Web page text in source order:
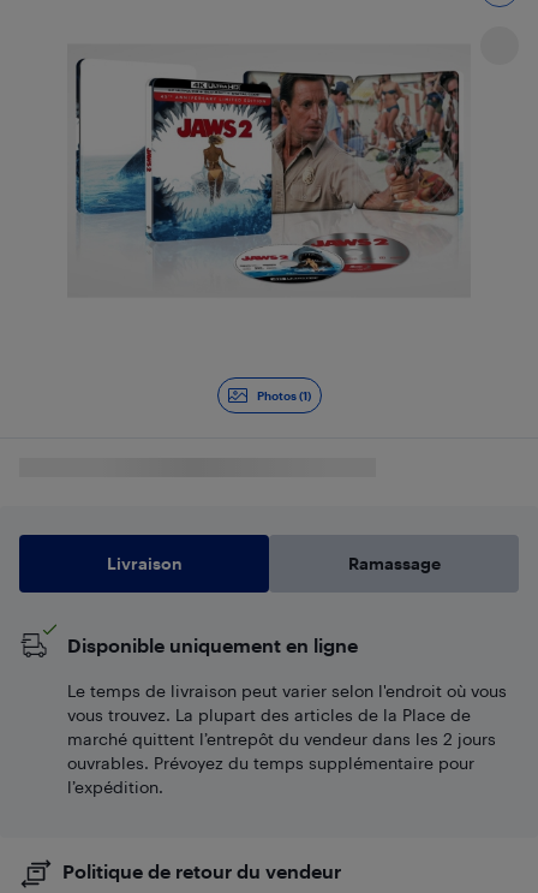
Photos (1)
Livraison Ramassage
Disponible uniquement en ligne
Le temps de livraison peut varier selon l'endroit où vous
vous trouvez. La plupart des articles de la Place de
marché quittent l’entrepôt du vendeur dans les 2 jours
ouvrables. Prévoyez du temps supplémentaire pour
l’expédition.
Politique de retour du vendeur